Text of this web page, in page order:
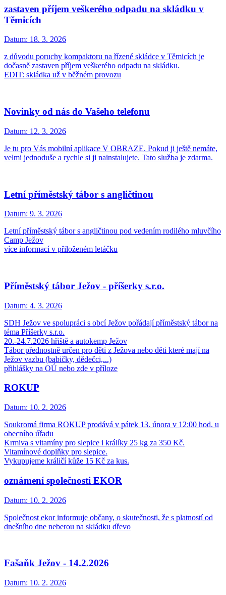
zastaven příjem veškerého odpadu na skládku v
Těmicích
Datum: 18. 3. 2026
z důvodu poruchy kompaktoru na řízené skládce v Těmicích je
dočasně zastaven příjem veškerého odpadu na skládku.
EDIT: skládka už v běžném provozu
Novinky od nás do Vašeho telefonu
Datum: 12. 3. 2026
Je tu pro Vás mobilní aplikace V OBRAZE. Pokud ji ještě nemáte,
velmi jednoduše a rychle si ji nainstalujete. Tato služba je zdarma.
Letní příměstský tábor s angličtinou
Datum: 9. 3. 2026
Letní příměstský tábor s angličtinou pod vedením rodilého mluvčího
Camp Ježov
více informací v přiloženém letáčku
Příměstský tábor Ježov - příšerky s.r.o.
Datum: 4. 3. 2026
SDH Ježov ve spolupráci s obcí Ježov pořádají příměstský tábor na
téma Příšerky s.r.o.
20.-24.7.2026 hřiště a autokemp Ježov
Tábor přednostně určen pro děti z Ježova nebo děti které mají na
Ježov vazbu (babičky, dědečci,...)
přihlášky na OÚ nebo zde v příloze
ROKUP
Datum: 10. 2. 2026
Soukromá firma ROKUP prodává v pátek 13. února v 12:00 hod. u
obecního úřadu
Krmiva s vitamíny pro slepice i králíky 25 kg za 350 Kč.
Vitamínové doplňky pro slepice.
Vykupujeme králičí kůže 15 Kč za kus.
oznámení společnosti EKOR
Datum: 10. 2. 2026
Společnost ekor informuje občany, o skutečnosti, že s platností od
dnešního dne neberou na skládku dřevo
Fašaňk Ježov - 14.2.2026
Datum: 10. 2. 2026